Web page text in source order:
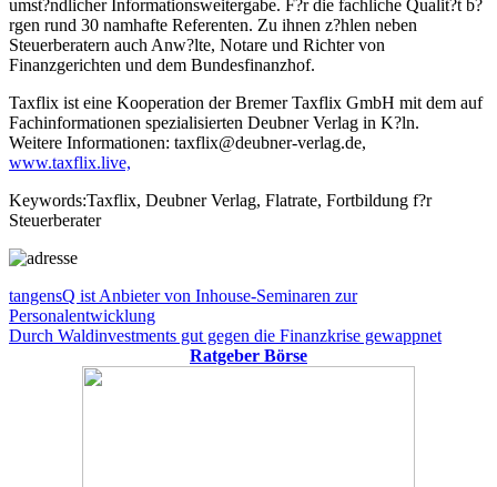
umst?ndlicher Informationsweitergabe. F?r die fachliche Qualit?t b?
rgen rund 30 namhafte Referenten. Zu ihnen z?hlen neben
Steuerberatern auch Anw?lte, Notare und Richter von
Finanzgerichten und dem Bundesfinanzhof.
Taxflix ist eine Kooperation der Bremer Taxflix GmbH mit dem auf
Fachinformationen spezialisierten Deubner Verlag in K?ln.
Weitere Informationen: taxflix@deubner-verlag.de,
www.taxflix.live,
Keywords:Taxflix, Deubner Verlag, Flatrate, Fortbildung f?r
Steuerberater
Beitragsnavigation
Vorheriger
Beitrag:
tangensQ ist Anbieter von Inhouse-Seminaren zur
Personalentwicklung
Nächster
Durch Waldinvestments gut gegen die Finanzkrise gewappnet
Ratgeber Börse